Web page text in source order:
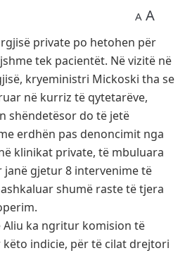
A A
private po hetohen për
tek pacientët. Në vizitë në
kryeministri Mickoski tha se
në kurriz të qytetarëve,
shëndetësor do të jetë
erdhën pas denoncimit nga
klinikat private, të mbuluara
gjetur 8 intervenime të
shumë raste të tjera
Aliu ka ngritur komision të
këto indicie, për të cilat drejtori